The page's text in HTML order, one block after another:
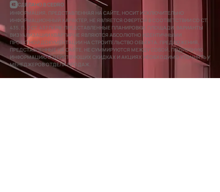
СДЕЛАНО В CEDRO
ИНФОРМАЦИЯ, ПРЕДСТАВЛЕННАЯ НА САЙТЕ, НОСИТ ИСКЛЮЧИТЕЛЬНО
ИНФОРМАЦИОННЫЙ ХАРАКТЕР, НЕ ЯВЛЯЕТСЯ ОФЕРТОЙ В СООТВЕТСТВИИ СО СТ.
435, П. 2 СТ. 437 ГК РФ. ПРЕДСТАВЛЕННЫЕ ПЛАНИРОВКИ, ПЛОЩАДИ, ВАРИАНТЫ
ВИЗУАЛИЗАЦИИ КВАРТИР НЕ ЯВЛЯЮТСЯ АБСОЛЮТНО ИДЕНТИЧНЫМИ
ПРОЕКТНОЙ ДОКУМЕНТАЦИИ НА СТРОИТЕЛЬСТВО ОБЪЕКТА. ПРЕДЛОЖЕНИЯ,
ПРЕДСТАВЛЕННЫЕ НА САЙТЕ, НЕ СУММИРУЮТСЯ МЕЖДУ СОБОЙ. ПОДРОБНУЮ
ИНФОРМАЦИЮ О ДЕЙСТВУЮЩИХ СКИДКАХ И АКЦИЯХ НЕОБХОДИМО УТОЧНЯТЬ У
МЕНЕДЖЕРОВ ОТДЕЛА ПРОДАЖ.